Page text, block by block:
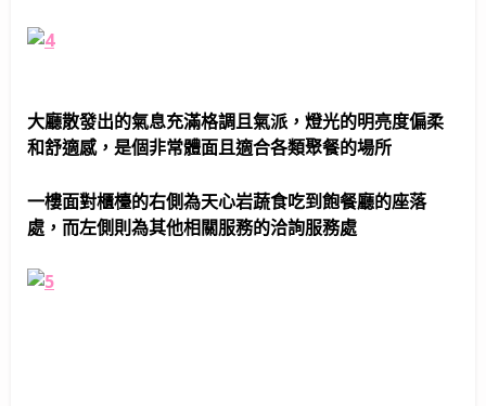
大廳散發出的氣息充滿格調且氣派，燈光的明亮度偏柔
和舒適感，是個非常體面且適合各類聚餐的場所
一樓面對櫃檯的右側為天心岩蔬食吃到飽餐廳的座落
處，而左側則為其他相關服務的洽詢服務處